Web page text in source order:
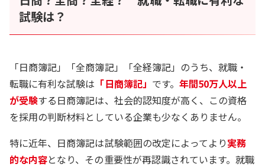
試験は？
「日商簿記」「全商簿記」「全経簿記」のうち、就職・
転職に有利な試験は 「日商簿記」 です。 年間50万人以上
が受験する日商簿記は、社会的認知度が高く、この資格
を採用の判断材料としている企業も少なくありません。
特に近年、日商簿記は試験範囲の改定によってより実務
的な内容となり、その重要性が再認識されています。就職